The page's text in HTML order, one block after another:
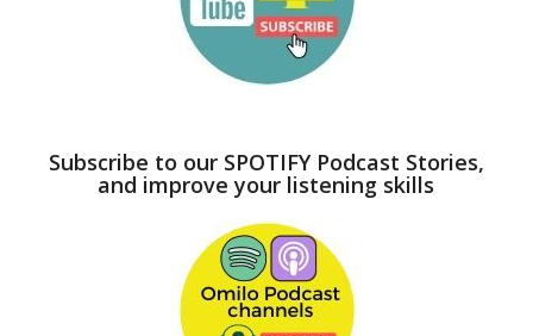
Subscribe to our SPOTIFY Podcast Stories,
and improve your listening skills